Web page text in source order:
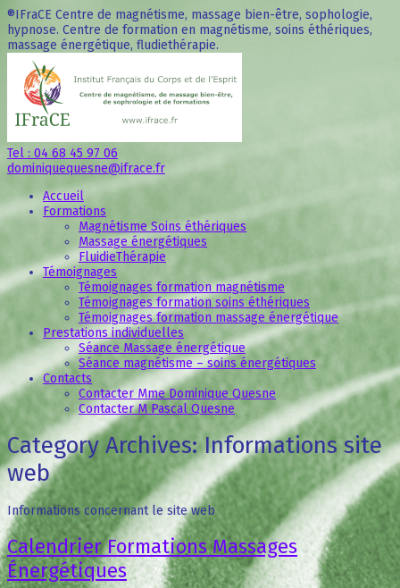
®IFraCE Centre de magnétisme, massage bien-être, sophologie,
hypnose. Centre de formation en magnétisme, soins éthériques,
massage énergétique, fludiethérapie.
Tel : 04 68 45 97 06
dominiquequesne@ifrace.fr
Accueil
Formations
Magnétisme Soins éthériques
Massage énergétiques
FluidieThérapie
Témoignages
Témoignages formation magnétisme
Témoignages formation soins éthériques
Témoignages formation massage énergétique
Prestations individuelles
Séance Massage énergétique
Séance magnétisme – soins énergétiques
Contacts
Contacter Mme Dominique Quesne
Contacter M Pascal Quesne
Category Archives:Informations site
web
Informations concernant le site web
Calendrier Formations Massages
Énergétiques